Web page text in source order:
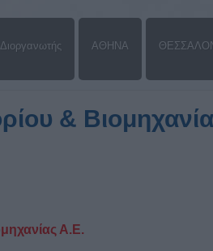
Διοργανωτής ΑΘΗΝΑ
&
Α.Ε.